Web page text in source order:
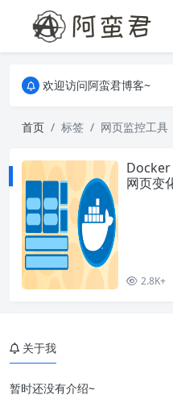
关于本站，有任何疑问都
欢迎访问阿蛮君博客~
欢迎访问阿蛮君博客~
首页 标签 网页监控工具
网页变
2.8K+
关于我
暂时还没有介绍~